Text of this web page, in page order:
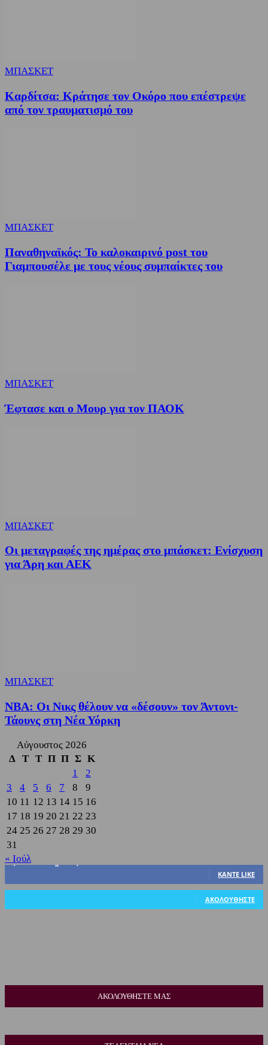
ΜΠΑΣΚΕΤ
Καρδίτσα: Κράτησε τον Οκόρο που επέστρεψε
από τον τραυματισμό του
ΜΠΑΣΚΕΤ
Παναθηναϊκός: Το καλοκαιρινό post του
Γιαμπουσέλε με τους νέους συμπαίκτες του
ΜΠΑΣΚΕΤ
Έφτασε και ο Μουρ για τον ΠΑΟΚ
ΜΠΑΣΚΕΤ
Οι μεταγραφές της ημέρας στο μπάσκετ: Ενίσχυση
για Άρη και ΑΕΚ
ΜΠΑΣΚΕΤ
NBA: Οι Νικς θέλουν να «δέσουν» τον Άντονι-
Τάουνς στη Νέα Υόρκη
Αύγουστος 2026
Δ
Τ Τ Π Π Σ Κ
1
2
3
4 5 6 7 8
9
10 11 12 13 14 15 16
17 18 19 20 21 22 23
24 25 26 27 28 29 30
31
« Ιούλ
3,822
ΚΆΝΤΕ LIKE
ΑΚΟΛΟΥΘΉΣΤΕ
ΑΚΟΛΟΥΘΗΣΤΕ ΜΑΣ